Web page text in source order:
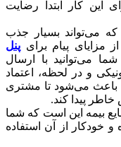
این کار ابتدا رضایت
می‌تواند بسیار جذب
مزایای پیام برای پنل
می‌توانید با ارسال
و در لحظه، اعتماد
باعث می‌شود تا مشتری
پیدا کند.
بیمه این است که شما
خودکار از آن استفاده